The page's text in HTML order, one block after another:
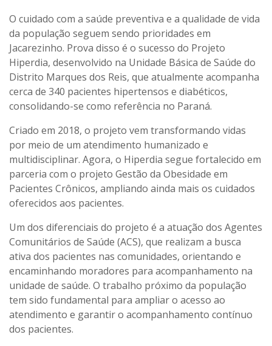
O cuidado com a saúde preventiva e a qualidade de vida
da população seguem sendo prioridades em
Jacarezinho. Prova disso é o sucesso do Projeto
Hiperdia, desenvolvido na Unidade Básica de Saúde do
Distrito Marques dos Reis, que atualmente acompanha
cerca de 340 pacientes hipertensos e diabéticos,
consolidando-se como referência no Paraná.
Criado em 2018, o projeto vem transformando vidas
por meio de um atendimento humanizado e
multidisciplinar. Agora, o Hiperdia segue fortalecido em
parceria com o projeto Gestão da Obesidade em
Pacientes Crônicos, ampliando ainda mais os cuidados
oferecidos aos pacientes.
Um dos diferenciais do projeto é a atuação dos Agentes
Comunitários de Saúde (ACS), que realizam a busca
ativa dos pacientes nas comunidades, orientando e
encaminhando moradores para acompanhamento na
unidade de saúde. O trabalho próximo da população
tem sido fundamental para ampliar o acesso ao
atendimento e garantir o acompanhamento contínuo
dos pacientes.